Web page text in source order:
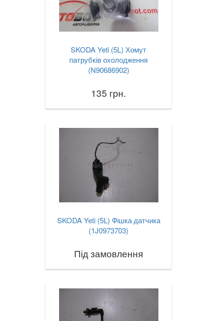
SKODA Yeti (5L) Хомут
патрубків охолодження
(N90686902)
135 грн.
SKODA Yeti (5L) Фішка датчика
(1J0973703)
Під замовлення